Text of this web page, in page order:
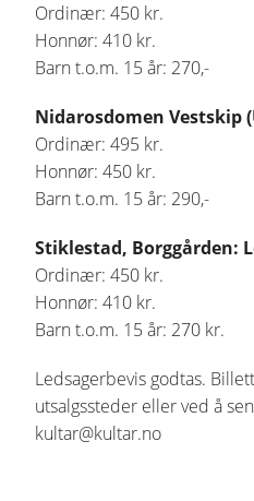
Ordinær: 450 kr.
Honnør: 410 kr.
Barn t.o.m. 15 år: 270,-
Nidarosdomen Vestskip
Ordinær: 495 kr.
Honnør: 450 kr.
Barn t.o.m. 15 år: 290,-
Stiklestad, Borggården:
Ordinær: 450 kr.
Honnør: 410 kr.
Barn t.o.m. 15 år: 270 kr.
Ledsagerbevis godtas.
utsalgssteder eller ved å
kultar@kultar.no